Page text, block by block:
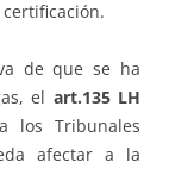
de que se ha
el art.135 LH
los Tribunales
afectar a la